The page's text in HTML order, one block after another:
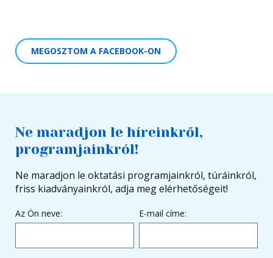
MEGOSZTOM A FACEBOOK-ON
Ne maradjon le híreinkről,
programjainkról!
Ne maradjon le oktatási programjainkról, túráinkról,
friss kiadványainkról, adja meg elérhetőségeit!
Az Ön neve: E-mail címe: